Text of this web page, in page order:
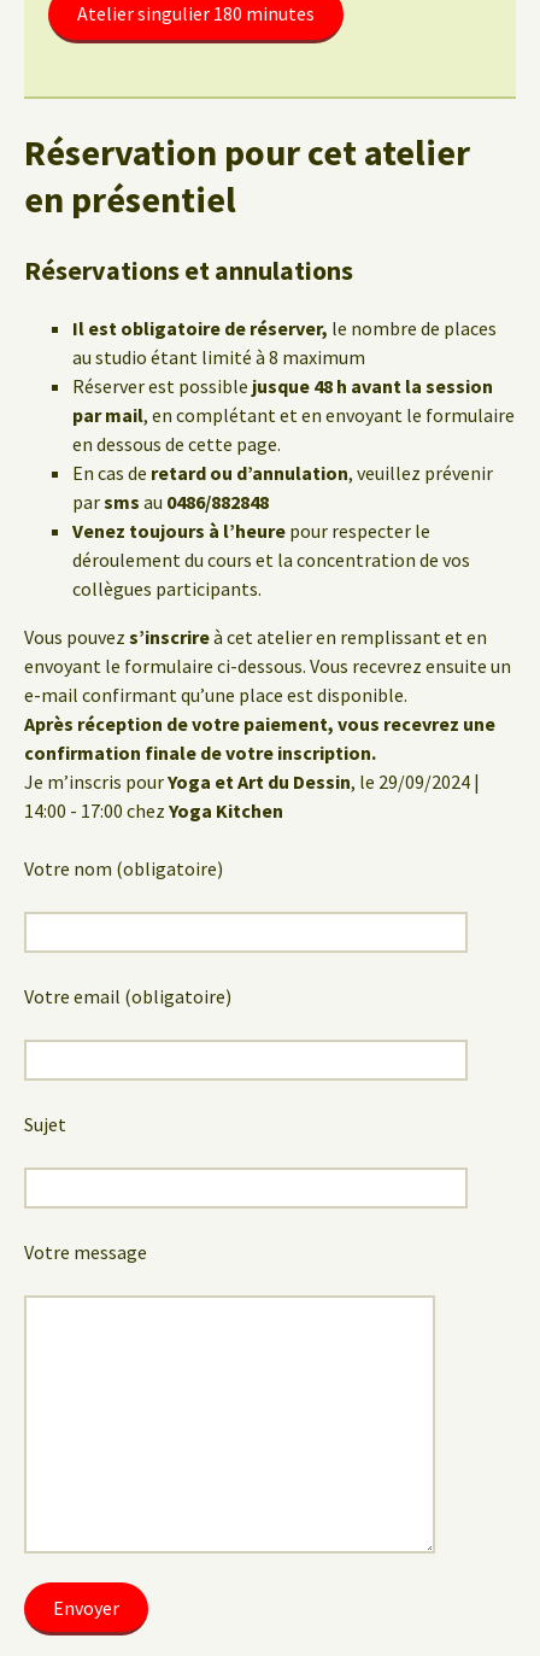
Atelier singulier 180 minutes
Réservation pour cet atelier
en présentiel
Réservations et annulations
Il est obligatoire de réserver, le nombre de places
au studio étant limité à 8 maximum
Réserver est possible jusque 48 h avant la session
par mail, en complétant et en envoyant le formulaire
en dessous de cette page.
En cas de retard ou d’annulation, veuillez prévenir
parsms au 0486/882848
Venez toujours à l’heure pour respecter le
déroulement du cours et la concentration de vos
collègues participants.
Vous pouvez s’inscrireà cet atelier en remplissant et en
envoyant le formulaire ci-dessous. Vous recevrez ensuite un
e-mail confirmant qu’une place est disponible.
Après réception de votre paiement, vous recevrez une
confirmation finale de votre inscription.
Je m’inscris pourYoga et Art du Dessin, le 29/09/2024 |
14:00 - 17:00 chez Yoga Kitchen
Votre nom (obligatoire)
Votre email (obligatoire)
Sujet
Votre message